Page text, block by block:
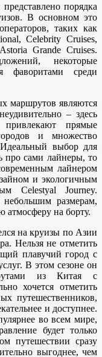
порядка
В основном это
таких как
Celebrity Cruises,
Grande Cruises.
некоторые
фаворитами среди
маршрутов являются
– здесь
прямые
и множество
выбор для
про сами лайнеры, то
лайнером
и экологичным
Celestyal Journey.
размерам,
атмосферу на борту.
на круизы по Азии
Нельзя не отметить
плавучий город с
В этом сезоне он
из Китая с
хочется отметить
путешественников,
и доступнее.
во всем мире,
будет только
путешествии сразу
выгоднее, чем